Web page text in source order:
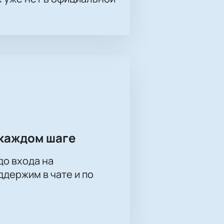
Вас ждут яркие впечатления
шаге
входа на
в чате и по